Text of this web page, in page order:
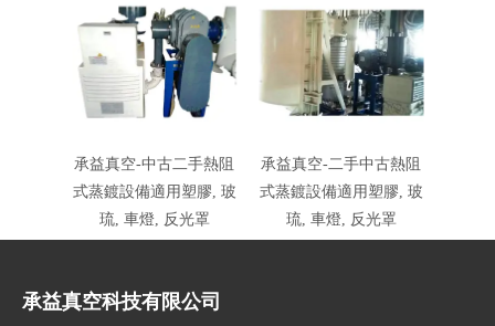
承益真空-中古二手熱阻
式蒸鍍設備適用塑膠, 玻
琉, 車燈, 反光罩
承益真空-二手中古熱阻
式蒸鍍設備適用塑膠, 玻
琉, 車燈, 反光罩
承益真空科技有限公司